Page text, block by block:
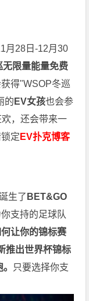
月28日-12月30
无限量能量免费
得"WSOP冬巡
的 EV女孩也会参
，还会带来一
定 EV扑克博客
生了 BET&GO
支持的足球队
让你的锦标赛
推出世界杯锦标
只要选择你支